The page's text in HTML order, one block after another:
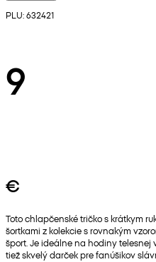
PLU: 632421
9
€
Toto chlapčenské tričko s krátkym
šortkami z kolekcie s rovnakým
šport. Je ideálne na hodiny
tiež skvelý darček pre fanúšikov